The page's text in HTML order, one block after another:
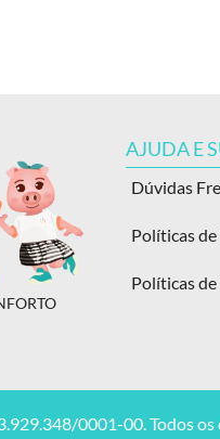
AJUDA E
Dúvidas
Políticas
Políticas
0001-00. Todos os